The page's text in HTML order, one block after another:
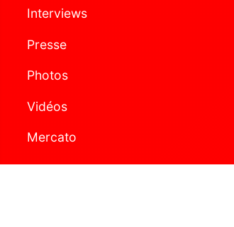
Interviews
Presse
Photos
Vidéos
Mercato